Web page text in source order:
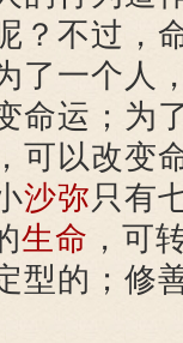
？不过，
了一个人
命运；为
可以改变
沙弥只有
生命 ，可
型的；修